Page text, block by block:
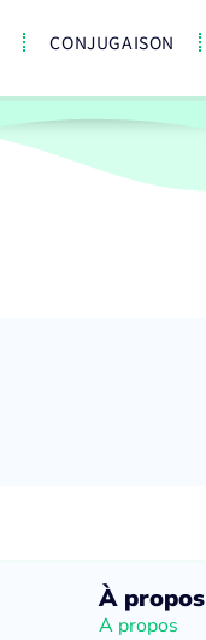
CONJUGAISON
À propos
A propos